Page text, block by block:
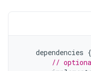
dependencies {
//